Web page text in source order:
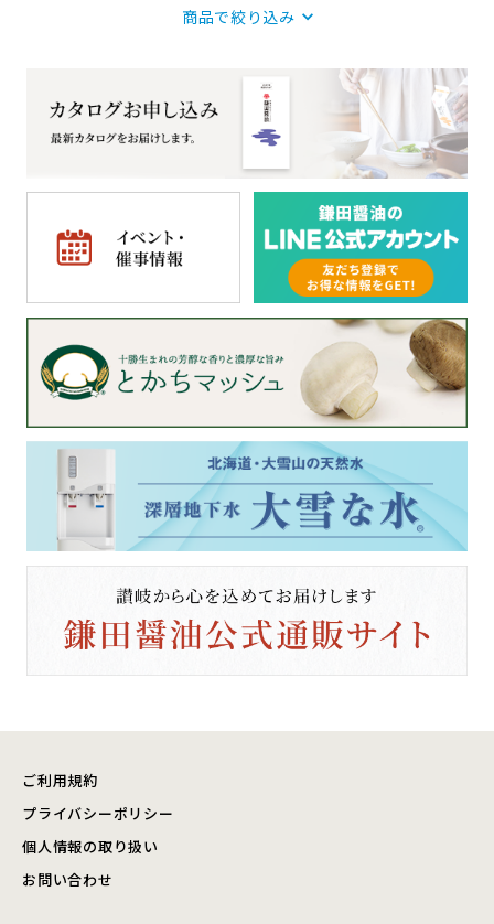
商品で絞り込み
ご利用規約
プライバシーポリシー
個人情報の取り扱い
お問い合わせ